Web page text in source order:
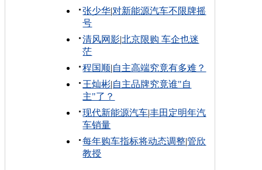
张少华|对新能源汽车不限牌摇
号
清风网影|北京限购 车企也迷
茫
程国顺|自主高端究竟有多难？
王灿彬|自主品牌究竟谁"自
主"了？
现代新能源汽车|丰田定明年汽
车销量
每年购车指标将动态调整|管欣
教授